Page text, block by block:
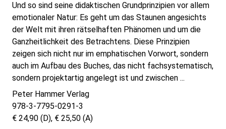
Und so sind seine didaktischen Grundprinzipien vor allem
emotionaler Natur: Es geht um das Staunen angesichts
der Welt mit ihren rätselhaften Phänomen und um die
Ganzheitlichkeit des Betrachtens. Diese Prinzipien
zeigen sich nicht nur im emphatischen Vorwort, sondern
auch im Aufbau des Buches, das nicht fachsystematisch,
sondern projektartig angelegt ist und zwischen ...
Peter Hammer Verlag
978-3-7795-0291-3
€ 24,90 (D), € 25,50 (A)